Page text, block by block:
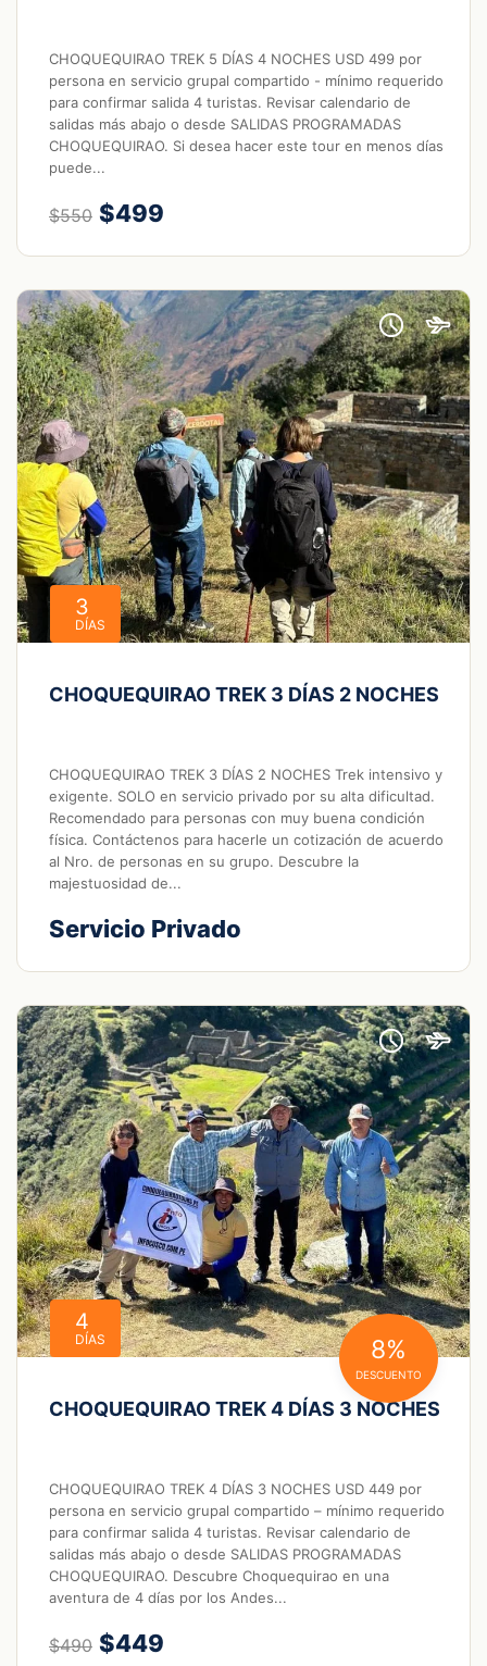
CHOQUEQUIRAO TREK 5 DÍAS 4 NOCHES USD 499 por
persona en servicio grupal compartido - mínimo requerido
para confirmar salida 4 turistas. Revisar calendario de
salidas más abajo o desde SALIDAS PROGRAMADAS
CHOQUEQUIRAO. Si desea hacer este tour en menos días
puede...
$550 $499
3
DÍAS
CHOQUEQUIRAO TREK 3 DÍAS 2 NOCHES
CHOQUEQUIRAO TREK 3 DÍAS 2 NOCHES Trek intensivo y
exigente. SOLO en servicio privado por su alta dificultad.
Recomendado para personas con muy buena condición
física. Contáctenos para hacerle un cotización de acuerdo
al Nro. de personas en su grupo. Descubre la
majestuosidad de...
Servicio Privado
4
DÍAS
CHOQUEQUIRAO TREK 4 DÍAS 3 NOCHES
CHOQUEQUIRAO TREK 4 DÍAS 3 NOCHES USD 449 por
persona en servicio grupal compartido – mínimo requerido
para confirmar salida 4 turistas. Revisar calendario de
salidas más abajo o desde SALIDAS PROGRAMADAS
CHOQUEQUIRAO. Descubre Choquequirao en una
aventura de 4 días por los Andes...
8%
DESCUENTO
$490 $449